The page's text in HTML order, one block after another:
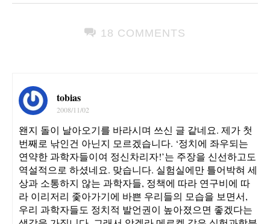
18 COMMENTS
tobias
2008/11/02
왠지 돌이 날아오기를 바라시며 쓰신 글 같네요. 제가 첫
번째로 낚인건 아닌지 모르겠습니다. ‘정치에 좌우되는
연약한 과학자들이여 정신차리자!’는 주장을 신선하고도
역설적으로 하셨네요. 맞습니다. 실험실에만 틀어박혀 세
상과 소통하지 않는 과학자들, 정책에 따라 연구비에 따
라 이리저리 좇아가기에 바쁜 우리들의 모습을 보면서,
우리 과학자들도 정치적 발언권이 높아졌으면 좋겠다는